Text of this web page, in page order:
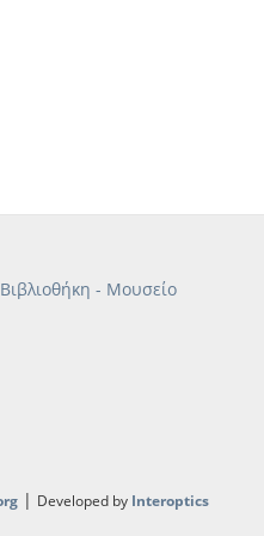
- Μουσείο
| Developed by Interoptics